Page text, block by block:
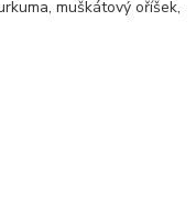
muškátový oříšek,